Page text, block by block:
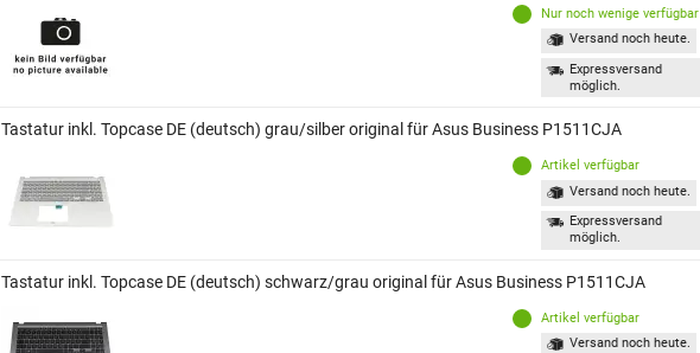
Nur noch wenige verfügbar
Versand noch heute.
Expressversand
möglich.
Tastatur inkl. Topcase DE (deutsch) grau/silber original für Asus Business P1511CJA
Artikel verfügbar
Versand noch heute.
Expressversand
möglich.
Tastatur inkl. Topcase DE (deutsch) schwarz/grau original für Asus Business P1511CJA
Artikel verfügbar
Versand noch heute.